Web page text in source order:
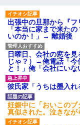
ミスドで隣の席の女
会話が聞こえてきた。
が、旦那と離婚したく
上げのDV証拠を...
俺「おっちゃん、何
ですか…？」作業着の
「…」→歩道橋の上で
光景に言葉を失った…
【家族内争い】 嫁の
兄嫁が欲しがり親も譲
出した結果…ｗｗｗｗ
【悲報】 マイナ保険
ぶり、バレるｗｗｗｗ
ｗ
出張中の旦那から『
「本当に家まで来た
いのか！」→ 離婚後
日曜日、会社の窓を
じゃ？）→俺電話「今
と！」俺「会社にい
彼氏家「うちは墨入
妊娠中に「おいこの
真似された。泣きな